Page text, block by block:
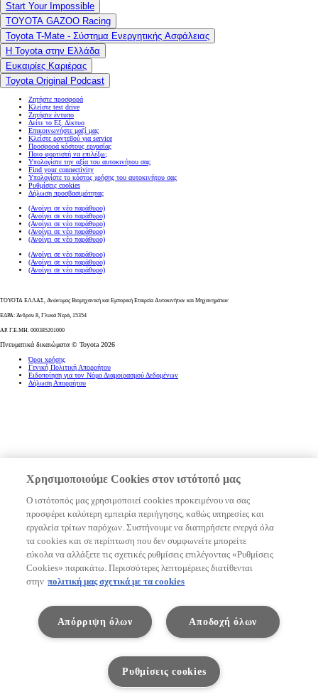
Άνοιγμα καλαθιού
25.800,00 € Σύνοψη
Αγορά με χρηματοδότηση
Start Your Impossible
TOYOTA GAZOO Racing
Toyota T-Mate - Σύστημα Ενεργητικής Ασφάλειας
Η Toyota στην Ελλάδα
Ευκαιρίες Καριέρας
Toyota Original Podcast
Ζητήστε προσφορά
Κλείστε test drive
Ζητήστε έντυπο
Δείτε το Εξ. Δίκτυο
Επικοινωνήστε μαζί μας
Κλείστε ραντεβού για service
Προσφορά κόστους εργασίας
Ποιο φορτιστή να επιλέξω;
Υπολογίστε την αξία του αυτοκινήτου σας
Find your connectivity
Υπολογίστε το κόστος χρήσης του αυτοκινήτου σας
Ρυθμίσεις cookies
Δήλωση προσβασιμότητας
(Ανοίγει σε νέο παράθυρο)
(Ανοίγει σε νέο παράθυρο)
(Ανοίγει σε νέο παράθυρο)
(Ανοίγει σε νέο παράθυρο)
(Ανοίγει σε νέο παράθυρο)
(Ανοίγει σε νέο παράθυρο)
(Ανοίγει σε νέο παράθυρο)
(Ανοίγει σε νέο παράθυρο)
ΤΟΥΟΤΑ ΕΛΛΑΣ, Ανώνυμος Βιομηχανική και Εμπορική Εταιρεία Αυτοκινήτων και Μηχανημάτων
ΕΔΡΑ: Άνδρου 8, Γλυκά Νερά, 15354
ΑΡ. Γ.Ε.ΜΗ. 000385201000
Πνευματικά δικαιώματα © Toyota 2026
Όροι xρήσης
Γενική Πολιτική Απορρήτου
Ειδοποίηση για τον Νόμο Διαμοιρασμού Δεδομένων
Δήλωση Απορρήτου
Χρησιμοποιούμε Cookies στον ιστότοπό μας
Ο ιστότοπός μας χρησιμοποιεί cookies προκειμένου να σας
προσφέρει καλύτερη εμπειρία περιήγησης, καθώς υπηρεσίες και
εργαλεία τρίτων παρόχων. Συστήνουμε να διατηρήσετε ενεργά όλα
τα cookies και σε περίπτωση που δεν συμφωνείτε μπορείτε
εύκολα να αλλάξετε τις σχετικές ρυθμίσεις επιλέγοντας «Ρυθμίσεις
Cookies» παρακάτω. Περισσότερες λεπτομέρειες διατίθενται
στην πολιτική μας σχετικά με τα cookies
Αποδοχή όλων
Απόρριψη όλων
Ρυθμίσεις cookies